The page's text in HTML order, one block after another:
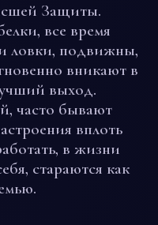
Защиты.
все время
ловки, подвижны,
вникают в
выход.
часто бывают
вплоть
в жизни
стараются как